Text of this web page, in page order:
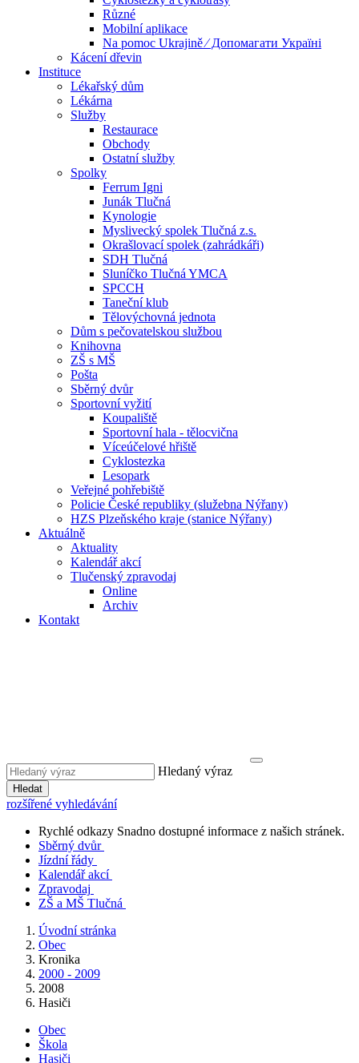
Různé
Mobilní aplikace
Na pomoc Ukrajině ⁄ Допомагати Україні
Kácení dřevin
Instituce
Lékařský dům
Lékárna
Služby
Restaurace
Obchody
Ostatní služby
Spolky
Ferrum Igni
Junák Tlučná
Kynologie
Myslivecký spolek Tlučná z.s.
Okrašlovací spolek (zahrádkáři)
SDH Tlučná
Sluníčko Tlučná YMCA
SPCCH
Taneční klub
Tělovýchovná jednota
Dům s pečovatelskou službou
Knihovna
ZŠ s MŠ
Pošta
Sběrný dvůr
Sportovní vyžití
Koupaliště
Sportovní hala - tělocvična
Víceúčelové hřiště
Cyklostezka
Lesopark
Veřejné pohřebiště
Policie České republiky (služebna Nýřany)
HZS Plzeňského kraje (stanice Nýřany)
Aktuálně
Aktuality
Kalendář akcí
Tlučenský zpravodaj
Online
Archiv
Kontakt
Hledaný výraz
Hledat
rozšířené vyhledávání
Rychlé odkazy Snadno dostupné informace z našich stránek.
Sběrný dvůr
Jízdní řády
Kalendář akcí
Zpravodaj
ZŠ a MŠ Tlučná
Úvodní stránka
Obec
Kronika
2000 - 2009
2008
Hasiči
Obec
Škola
Hasiči